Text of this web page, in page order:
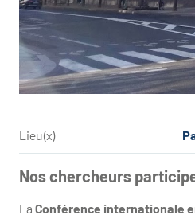
Lieu(x)
Nos chercheurs
La Conférence internationale